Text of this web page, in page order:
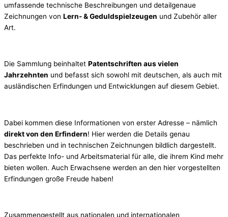
umfassende technische Beschreibungen und detailgenaue
Zeichnungen von Lern- & Geduldspielzeugen und Zubehör aller
Art.
Die Sammlung beinhaltet Patentschriften aus vielen
Jahrzehnten und befasst sich sowohl mit deutschen, als auch mit
ausländischen Erfindungen und Entwicklungen auf diesem Gebiet.
Dabei kommen diese Informationen von erster Adresse – nämlich
direkt von den Erfindern! Hier werden die Details genau
beschrieben und in technischen Zeichnungen bildlich dargestellt.
Das perfekte Info- und Arbeitsmaterial für alle, die ihrem Kind mehr
bieten wollen. Auch Erwachsene werden an den hier vorgestellten
Erfindungen große Freude haben!
Zusammengestellt aus nationalen und internationalen